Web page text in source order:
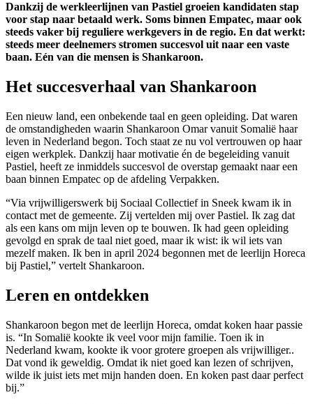
Dankzij de werkleerlijnen van Pastiel groeien kandidaten stap
voor stap naar betaald werk. Soms binnen Empatec, maar ook
steeds vaker bij reguliere werkgevers in de regio. En dat werkt:
steeds meer deelnemers stromen succesvol uit naar een vaste
baan. Eén van die mensen is Shankaroon.
Het succesverhaal van Shankaroon
Een nieuw land, een onbekende taal en geen opleiding. Dat waren
de omstandigheden waarin Shankaroon Omar vanuit Somalië haar
leven in Nederland begon. Toch staat ze nu vol vertrouwen op haar
eigen werkplek. Dankzij haar motivatie én de begeleiding vanuit
Pastiel, heeft ze inmiddels succesvol de overstap gemaakt naar een
baan binnen Empatec op de afdeling Verpakken.
“Via vrijwilligerswerk bij Sociaal Collectief in Sneek kwam ik in
contact met de gemeente. Zij vertelden mij over Pastiel. Ik zag dat
als een kans om mijn leven op te bouwen. Ik had geen opleiding
gevolgd en sprak de taal niet goed, maar ik wist: ik wil iets van
mezelf maken. Ik ben in april 2024 begonnen met de leerlijn Horeca
bij Pastiel,” vertelt Shankaroon.
Leren en ontdekken
Shankaroon begon met de leerlijn Horeca, omdat koken haar passie
is. “In Somalië kookte ik veel voor mijn familie. Toen ik in
Nederland kwam, kookte ik voor grotere groepen als vrijwilliger..
Dat vond ik geweldig. Omdat ik niet goed kan lezen of schrijven,
wilde ik juist iets met mijn handen doen. En koken past daar perfect
bij.”